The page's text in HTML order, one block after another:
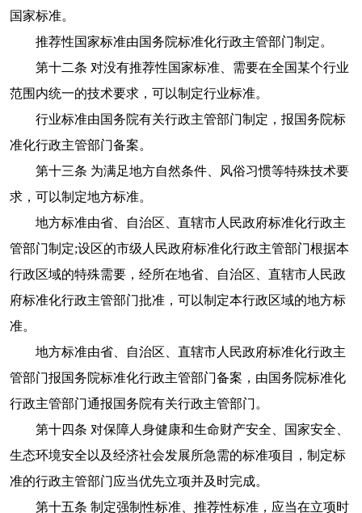
国家标准。
推荐性国家标准由国务院标准化行政主管部门制定。
第十二条 对没有推荐性国家标准、需要在全国某个行业
范围内统一的技术要求，可以制定行业标准。
行业标准由国务院有关行政主管部门制定，报国务院标
准化行政主管部门备案。
第十三条 为满足地方自然条件、风俗习惯等特殊技术要
求，可以制定地方标准。
地方标准由省、自治区、直辖市人民政府标准化行政主
管部门制定;设区的市级人民政府标准化行政主管部门根据本
行政区域的特殊需要，经所在地省、自治区、直辖市人民政
府标准化行政主管部门批准，可以制定本行政区域的地方标
准。
地方标准由省、自治区、直辖市人民政府标准化行政主
管部门报国务院标准化行政主管部门备案，由国务院标准化
行政主管部门通报国务院有关行政主管部门。
第十四条 对保障人身健康和生命财产安全、国家安全、
生态环境安全以及经济社会发展所急需的标准项目，制定标
准的行政主管部门应当优先立项并及时完成。
第十五条 制定强制性标准、推荐性标准，应当在立项时